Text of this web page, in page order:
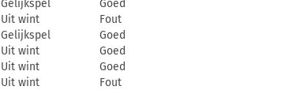
Gelijkspel
Goed
Uit wint
Fout
Gelijkspel
Goed
Uit wint
Goed
Uit wint
Goed
Uit wint
Fout